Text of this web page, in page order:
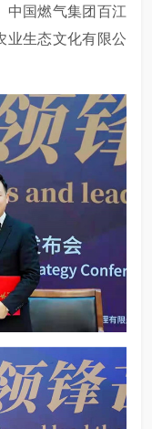
中国燃气集团百江
业生态文化有限公